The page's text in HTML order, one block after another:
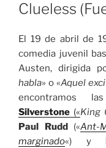
EL
Clueless
El 19 de abril de
comedia juvenil
Austen, dirigida
habla» o «Aquel
encontramos
Silverstone («King
Paul Rudd(«Ant-
marginado«) y